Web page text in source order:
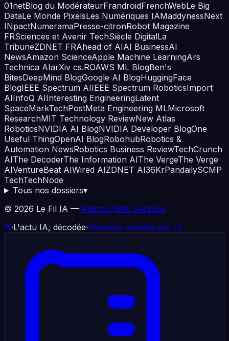
01netBlog du ModérateurFrandroidFrenchWebLe Big
DataLe Monde PixelsLes Numériques IAMaddynessNext
INpactNumeramaPresse-citronRobot Magazine
FRSciences et Avenir TechSiècle DigitalLa
TribuneZDNET FRAhead of AIAI BusinessAI
NewsAmazon ScienceApple Machine LearningArs
Technica AIarXiv cs.ROAWS ML BlogBen's
BitesDeepMind BlogGoogle AI BlogHuggingFace
BlogIEEE Spectrum AIIEEE Spectrum RoboticsImport
AIInfoQ AIInteresting EngineeringLatent
SpaceMarkTechPostMeta Engineering MLMicrosoft
ResearchMIT Technology ReviewNew Atlas
RoboticsNVIDIA AI BlogNVIDIA Developer BlogOne
Useful ThingOpenAI BlogRobohubRobotics &
Automation NewsRobotics Business ReviewTechCrunch
AIThe DecoderThe Information AIThe VergeThe Verge
AIVentureBeat AIWired AIZDNET AI36KrPandailySCMP
TechTechNode
Tous nos dossiers▾
© 2026 Le Fil IA — Atlantic Web Services
·L'actu IA, décodée·Résumés assistés par IA